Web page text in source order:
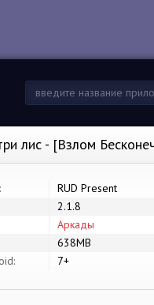
лис - [Взлом
RUD Present
2.1.8
Аркады
638MB
7+